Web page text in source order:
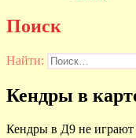
Поиск
Найти:
Кендры в
Кендры в Д9 не играют